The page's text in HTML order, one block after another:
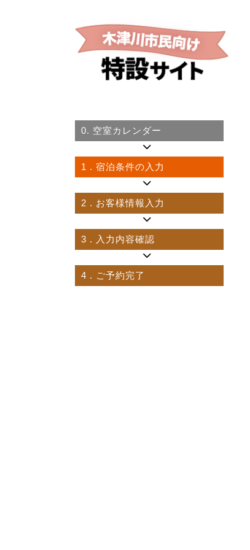
0. 空室カレンダー
1 . 宿泊条件の入力
2 . お客様情報入力
3 . 入力内容確認
4 . ご予約完了